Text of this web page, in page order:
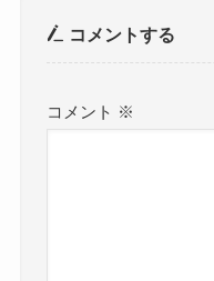
コメントする
コメント ※